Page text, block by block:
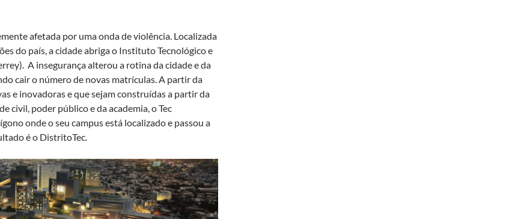
afetada por uma onda de violência. Localizada
do país, a cidade abriga o Instituto Tecnológico e
A insegurança alterou a rotina da cidade e da
cair o número de novas matrículas. A partir da
e inovadoras e que sejam construídas a partir da
civil, poder público e da academia, o Tec
onde o seu campus está localizado e passou a
é o DistritoTec.